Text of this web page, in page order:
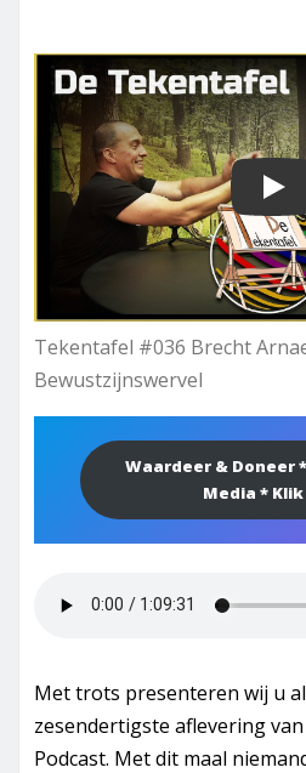
Play
Tekentafel #036 Brecht
Bewustzijnswervel
Waardeer & Doneer
Media *
Met trots presenteren wij u
zesendertigste aflevering
Podcast. Met dit maal